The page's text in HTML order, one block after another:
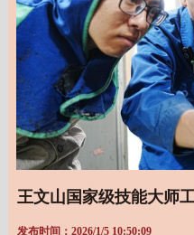
发布时间：2026/1/5 10:50:09